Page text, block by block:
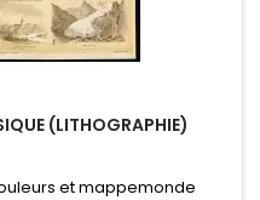
(LITHOGRAPHIE)
et mappemonde